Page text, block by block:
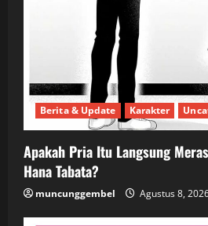
Berita & Update Karakter
Apakah Pria Itu Langsung
Hana Tabata?
muncunggembel Agustus 8,